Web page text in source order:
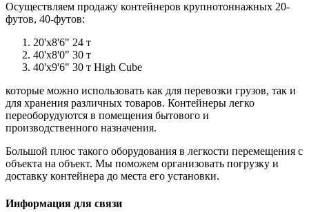
Осуществляем продажу контейнеров крупнотоннажных 20-
футов, 40-футов:
20'x8'6" 24 т
40'x8'0" 30 т
40'x9'6" 30 т High Cube
которые можно использовать как для перевозки грузов, так и
для хранения различных товаров. Контейнеры легко
переоборудуются в помещения бытового и
производственного назначения.
Большой плюс такого оборудования в легкости перемещения с
объекта на объект. Мы поможем организовать погрузку и
доставку контейнера до места его установки.
Информация для связи